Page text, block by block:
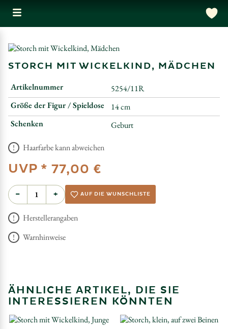
STORCH MIT WICKELKIND, MÄDCHEN
Artikelnummer
5254/11R
Größe der Figur / Spieldose
14 cm
Schenken
Geburt
Haarfarbe kann abweichen
UVP * 77,00 €
− + AUF DIE WUNSCHLISTE
Herstellerangaben
Warnhinweise
ÄHNLICHE ARTIKEL, DIE SIE
INTERESSIEREN KÖNNTEN